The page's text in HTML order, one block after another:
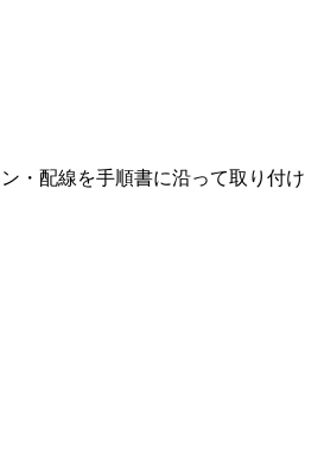
・配線を手順書に沿って取り付け